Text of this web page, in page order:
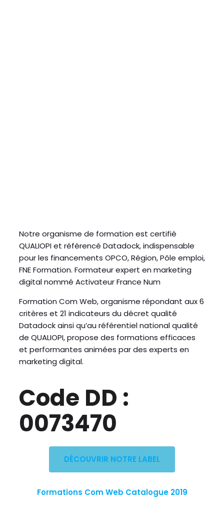
Notre organisme de formation est certifié
QUALIOPI et référencé Datadock, indispensable
pour les financements OPCO, Région, Pôle emploi,
FNE Formation. Formateur expert en marketing
digital nommé Activateur France Num
Formation Com Web, organisme répondant aux 6
critères et 21 indicateurs du décret qualité
Datadock ainsi qu’au référentiel national qualité
de QUALIOPI, propose des formations efficaces
et performantes animées par des experts en
marketing digital.
Code DD :
0073470
DÉCOUVRIR NOTRE LABEL
Formations Com Web Catalogue 2019